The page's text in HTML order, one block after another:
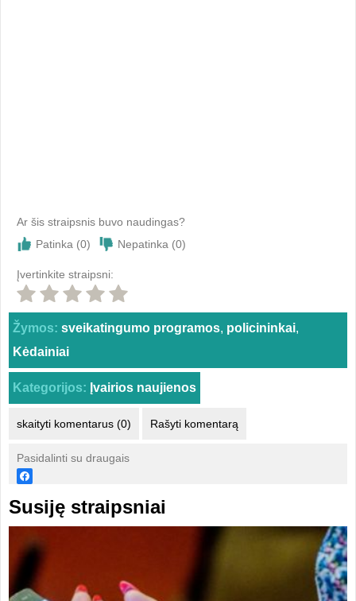
Ar šis straipsnis buvo naudingas?
Patinka (0) Nepatinka (0)
Įvertinkite straipsni:
Žymos: sveikatingumo programos, policininkai,
Kėdainiai
Kategorijos: Įvairios naujienos
skaityti komentarus (0) Rašyti komentarą
Pasidalinti su draugais
Susiję straipsniai